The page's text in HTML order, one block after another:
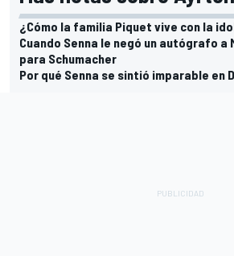
¿Cómo la familia Piquet vive con la
Cuando Senna le negó un autógrafo a
para Schumacher
Por qué Senna se sintió imparable en